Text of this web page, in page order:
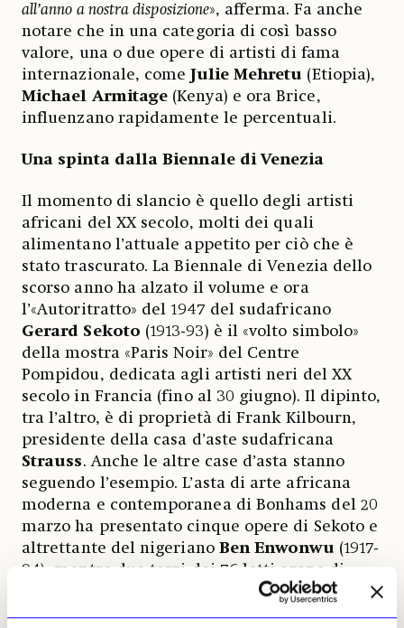
all’anno a nostra disposizione», afferma. Fa anche
notare che in una categoria di così basso
valore, una o due opere di artisti di fama
internazionale, comeJulie Mehretu (Etiopia),
Michael Armitage (Kenya) e ora Brice,
influenzano rapidamente le percentuali.
Una spinta dalla Biennale di Venezia
Il momento di slancio è quello degli artisti
africani del XX secolo, molti dei quali
alimentano l’attuale appetito per ciò che è
stato trascurato. La Biennale di Venezia dello
scorso anno ha alzato il volume e ora
l’«Autoritratto» del 1947 del sudafricano
Gerard Sekoto (1913-93) è il «volto simbolo»
della mostra «Paris Noir» del Centre
Pompidou, dedicata agli artisti neri del XX
secolo in Francia (fino al 30 giugno). Il dipinto,
tra l’altro, è di proprietà di Frank Kilbourn,
presidente della casa d’aste sudafricana
Strauss. Anche le altre case d’asta stanno
seguendo l’esempio. L’asta di arte africana
moderna e contemporanea di Bonhams del 20
marzo ha presentato cinque opere di Sekoto e
altrettante del nigeriano Ben Enwonwu (1917-
94), mentre due terzi dei 76 lotti erano di
È qui che si destreggia
il mercato attuale», afferma HeleneLove-Allotey,